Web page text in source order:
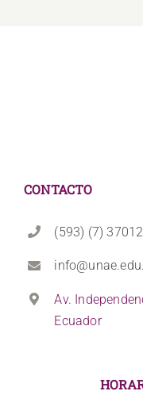
CONTACTO
(593) (7)
Av.
Ecuador